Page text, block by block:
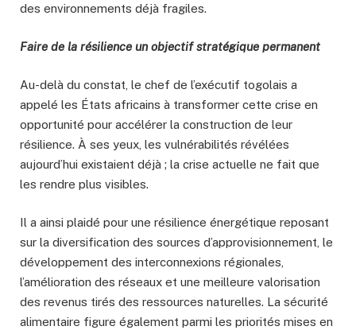
des environnements déjà fragiles.
Faire de la résilience un objectif stratégique permanent
Au-delà du constat, le chef de l’exécutif togolais a
appelé les États africains à transformer cette crise en
opportunité pour accélérer la construction de leur
résilience. À ses yeux, les vulnérabilités révélées
aujourd’hui existaient déjà ; la crise actuelle ne fait que
les rendre plus visibles.
Il a ainsi plaidé pour une résilience énergétique reposant
sur la diversification des sources d’approvisionnement, le
développement des interconnexions régionales,
l’amélioration des réseaux et une meilleure valorisation
des revenus tirés des ressources naturelles. La sécurité
alimentaire figure également parmi les priorités mises en